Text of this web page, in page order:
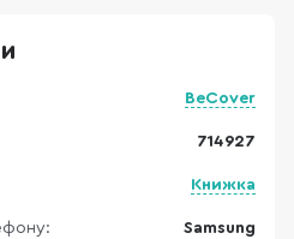
BeCover
714927
Книжка
Samsung